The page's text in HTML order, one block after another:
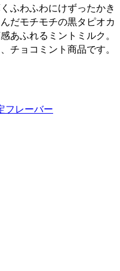
ふわふわにけずったかき
だモチモチの黒タピオカ
あふれるミントミルク。
チョコミント商品です。
フレーバー